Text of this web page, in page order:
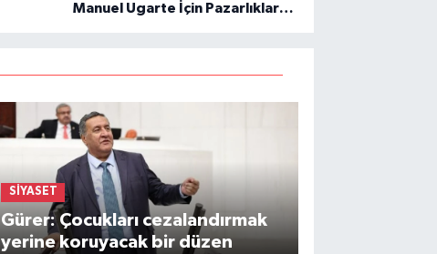
Manuel Ugarte İçin Pazarlıklar
SIYASET
Gürer: Çocukları cezalandırmak
yerine koruyacak bir düzen